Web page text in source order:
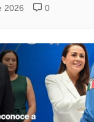
2026
0